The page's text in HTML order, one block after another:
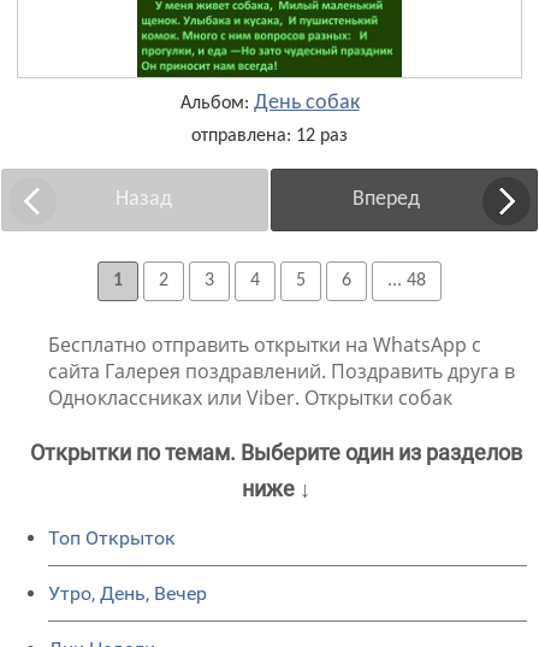
Альбом: День собак
отправлена: 12 раз
Назад Вперед
1 2 3 4 5 6 ... 48
Бесплатно отправить открытки на WhatsApp с
сайта Галерея поздравлений. Поздравить друга в
Одноклассниках или Viber. Открытки собак
Открытки по темам. Выберите один из разделов
ниже ↓
Топ Открыток
Утро, День, Вечер